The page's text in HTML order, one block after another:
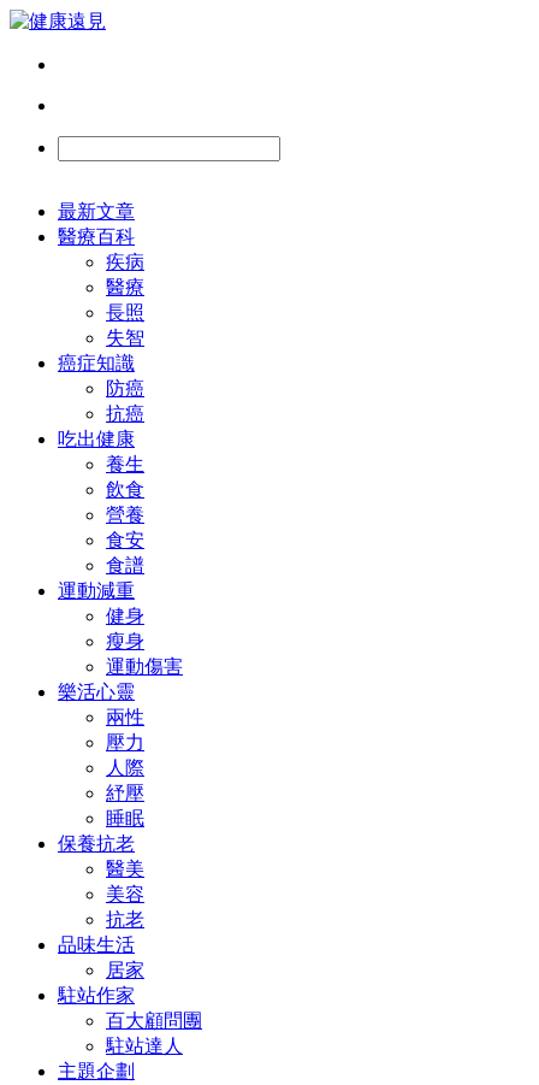
最新文章
醫療百科
疾病
醫療
長照
失智
癌症知識
防癌
抗癌
吃出健康
養生
飲食
營養
食安
食譜
運動減重
健身
瘦身
運動傷害
樂活心靈
兩性
壓力
人際
紓壓
睡眠
保養抗老
醫美
美容
抗老
品味生活
居家
駐站作家
百大顧問團
駐站達人
主題企劃